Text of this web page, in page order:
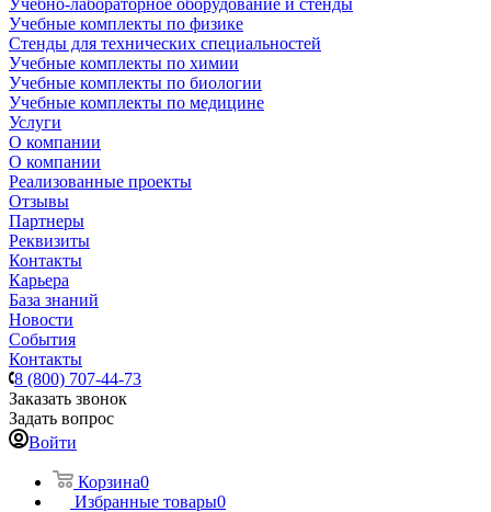
Учебно-лабораторное оборудование и стенды
Учебные комплекты по физике
Стенды для технических специальностей
Учебные комплекты по химии
Учебные комплекты по биологии
Учебные комплекты по медицине
Услуги
О компании
О компании
Реализованные проекты
Отзывы
Партнеры
Реквизиты
Контакты
Карьера
База знаний
Новости
События
Контакты
8 (800) 707-44-73
Заказать звонок
Задать вопрос
Войти
Корзина0
Избранные товары0